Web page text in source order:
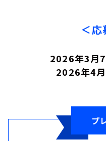
＜応
2026年3月7
2026年4月
プ